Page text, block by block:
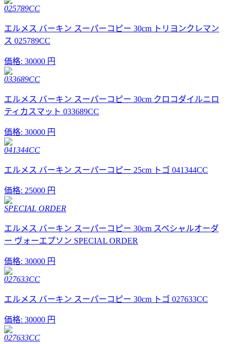
025789CC
エルメス バーキン スーパーコピー 30cm トリヨンクレマン
ス 025789CC
価格: 30000 円
033689CC
エルメス バーキン スーパーコピー 30cm クロコダイルニロ
ティカスマット 033689CC
価格: 30000 円
041344CC
エルメス バーキン スーパーコピー 25cm トゴ 041344CC
価格: 25000 円
SPECIAL ORDER
エルメス バーキン スーパーコピー 30cm スペシャルオーダ
ー ヴォーエプソン SPECIAL ORDER
価格: 30000 円
027633CC
エルメス バーキン スーパーコピー 30cm トゴ 027633CC
価格: 30000 円
027633CC